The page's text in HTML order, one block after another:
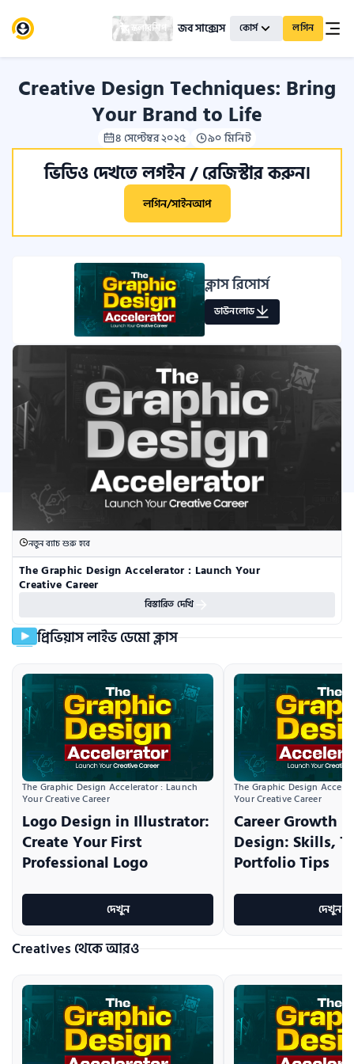
স্কলারশিপ জব সাক্সেস কোর্স লগিন
Creative Design Techniques: Bring
Your Brand to Life
৪ সেপ্টেম্বর ২০২৫ ৯০ মিনিট
ভিডিও দেখতে লগইন / রেজিস্টার করুন।
লগিন/সাইনআপ
ক্লাস রিসোর্স
ডাউনলোড
নতুন ব্যাচ শুরু হবে
The Graphic Design Accelerator : Launch Your
Creative Career
বিস্তারিত দেখি
প্রিভিয়াস লাইভ ডেমো ক্লাস
The Graphic Design Accelerator : Launch
Your Creative Career
Logo Design in Illustrator:
Create Your First
Professional Logo
দেখুন
The Graphic Design
Your Creative Career
Career Growth
Design: Skills,
Portfolio Tips
দেখুন
Creatives থেকে আরও